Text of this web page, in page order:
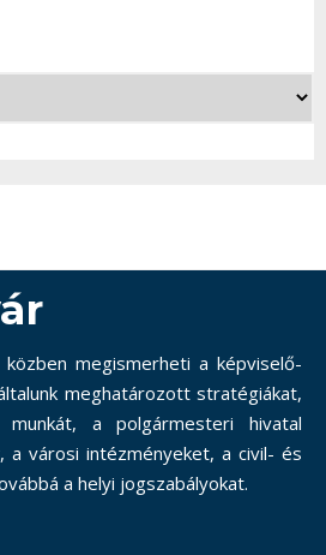
megismerheti a képviselő-
meghatározott stratégiákat,
a polgármesteri hivatal
városi intézményeket, a civil- és
a helyi jogszabályokat.